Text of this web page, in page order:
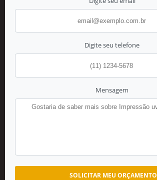
Digite seu telefone
Mensagem
SOLICITAR MEU ORÇAMENTO